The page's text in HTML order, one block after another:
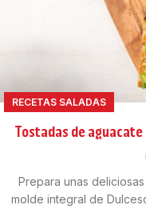
RECETAS SALADAS
Tostadas de
Prepara unas
molde integral de